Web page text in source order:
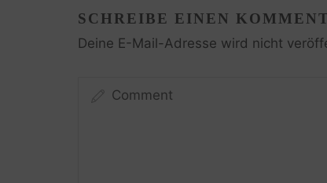
SCHREIBE EINEN
Deine E-Mail-Adresse wird nicht